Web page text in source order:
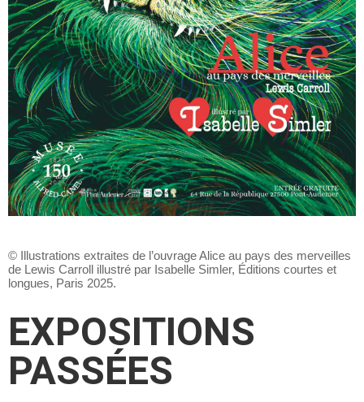
© Illustrations extraites de l’ouvrage Alice au pays des merveilles
de Lewis Carroll illustré par Isabelle Simler, Éditions courtes et
longues, Paris 2025.
EXPOSITIONS
PASSÉES